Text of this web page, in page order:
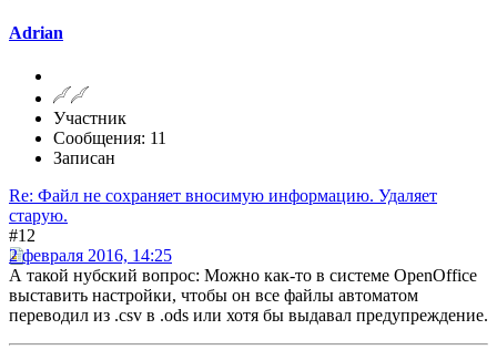
Adrian
Участник
Сообщения: 11
Записан
Re: Файл не сохраняет вносимую информацию. Удаляет
старую.
#12
2 февраля 2016, 14:25
А такой нубский вопрос: Можно как-то в системе OpenOffice
выставить настройки, чтобы он все файлы автоматом
переводил из .csv в .ods или хотя бы выдавал предупреждение.